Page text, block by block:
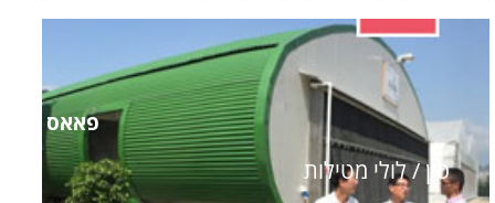
פאאס
סין / לולי מטילות